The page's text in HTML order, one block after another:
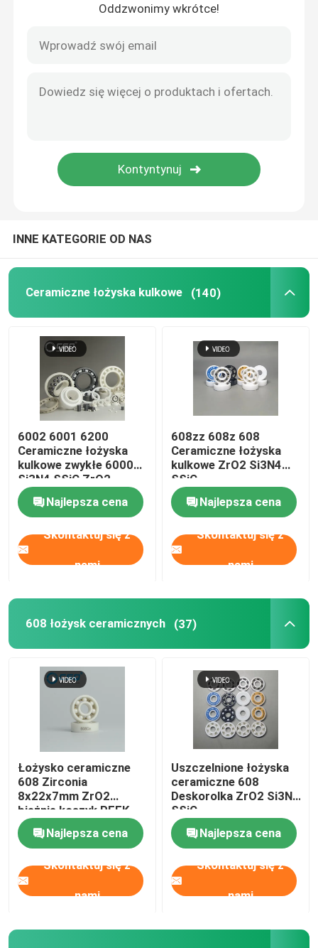
Oddzwonimy wkrótce!
INNE KATEGORIE OD NAS
Ceramiczne łożyska kulkowe (140)
6002 6001 6200
Ceramiczne łożyska
kulkowe zwykłe 6000
Si3N4 SSiC ZrO2
Najlepsza cena
Skontaktuj się z
nami
608zz 608z 608
Ceramiczne łożyska
kulkowe ZrO2 Si3N4
SSiC
Najlepsza cena
Skontaktuj się z
nami
608 łożysk ceramicznych (37)
Łożysko ceramiczne
608 Zirconia
8x22x7mm ZrO2
bieżnie koszyk PEEK
ABEC3
Najlepsza cena
Skontaktuj się z
nami
Uszczelnione łożyska
ceramiczne 608
Deskorolka ZrO2 Si3N4
SSiC
Najlepsza cena
Skontaktuj się z
nami